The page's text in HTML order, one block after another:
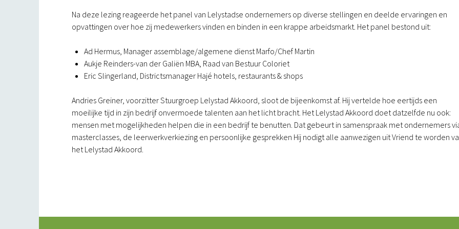
Na deze lezing reageerde het panel van Lelystadse ondernemers op diverse stellingen en deelde ervaringen en
opvattingen over hoe zij medewerkers vinden en binden in een krappe arbeidsmarkt. Het panel bestond uit:
Ad Hermus, Manager assemblage/algemene dienst Marfo/Chef Martin
Aukje Reinders-van der Galiën MBA, Raad van Bestuur Coloriet
Eric Slingerland, Districtsmanager Hajé hotels, restaurants & shops
Andries Greiner, voorzitter Stuurgroep Lelystad Akkoord, sloot de bijeenkomst af. Hij vertelde hoe eertijds een
moeilijke tijd in zijn bedrijf onvermoede talenten aan het licht bracht. Het Lelystad Akkoord doet datzelfde nu ook:
mensen met mogelijkheden helpen die in een bedrijf te benutten. Dat gebeurt in samenspraak met ondernemers
masterclasses, de leerwerkverkiezing en persoonlijke gesprekken Hij nodigt alle aanwezigen uit Vriend te worden
het Lelystad Akkoord.